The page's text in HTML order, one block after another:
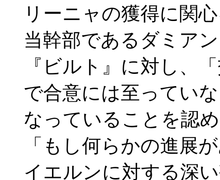
リーニャの獲得に関
当幹部であるダミア
『ビルト』に対し、
で合意には至ってい
なっていることを認
「もし何らかの進展
イエルンに対する深